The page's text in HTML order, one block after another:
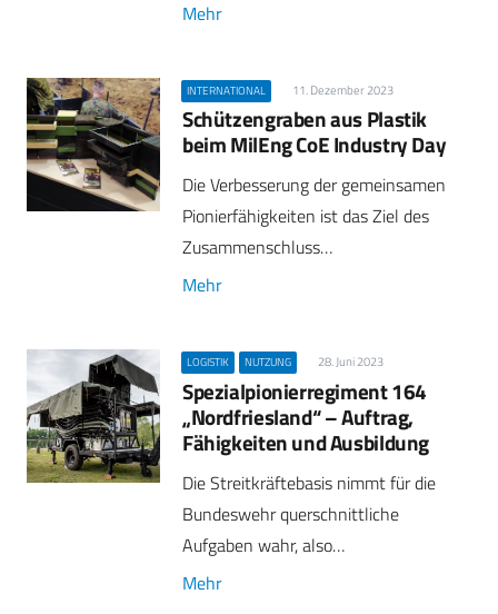
Mehr
INTERNATIONAL 11. Dezember 2023
Schützengraben aus Plastik
beim MilEng CoE Industry Day
Die Verbesserung der gemeinsamen
Pionierfähigkeiten ist das Ziel des
Zusammenschluss…
Mehr
LOGISTIK NUTZUNG 28. Juni 2023
Spezialpionierregiment 164
„Nordfriesland“ – Auftrag,
Fähigkeiten und Ausbildung
Die Streitkräftebasis nimmt für die
Bundeswehr querschnittliche
Aufgaben wahr, also…
Mehr